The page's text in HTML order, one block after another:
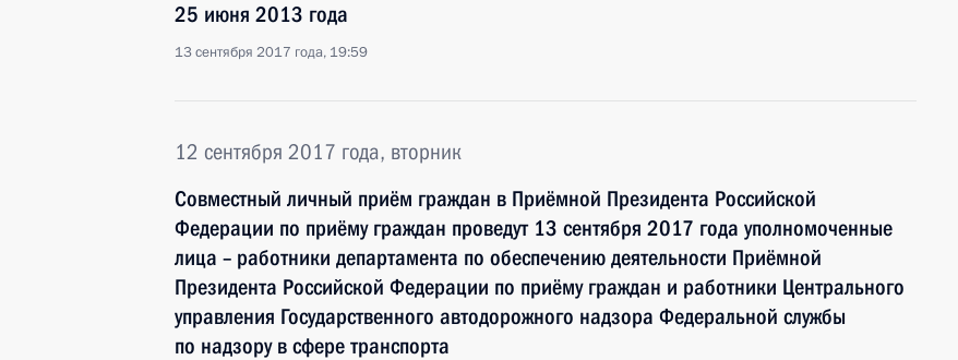
25 июня 2013 года
13 сентября 2017 года, 19:59
12 сентября 2017 года, вторник
Совместный личный приём граждан в Приёмной Президента Российской
Федерации по приёму граждан проведут 13 сентября 2017 года уполномоченные
лица – работники департамента по обеспечению деятельности Приёмной
Президента Российской Федерации по приёму граждан и работники Центрального
управления Государственного автодорожного надзора Федеральной службы
по надзору в сфере транспорта